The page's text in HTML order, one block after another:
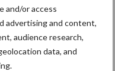
and/or access
advertising and content,
audience research,
data, and
op